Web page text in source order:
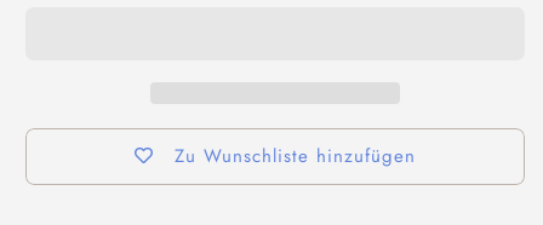
Zu Wunschliste hinzufügen